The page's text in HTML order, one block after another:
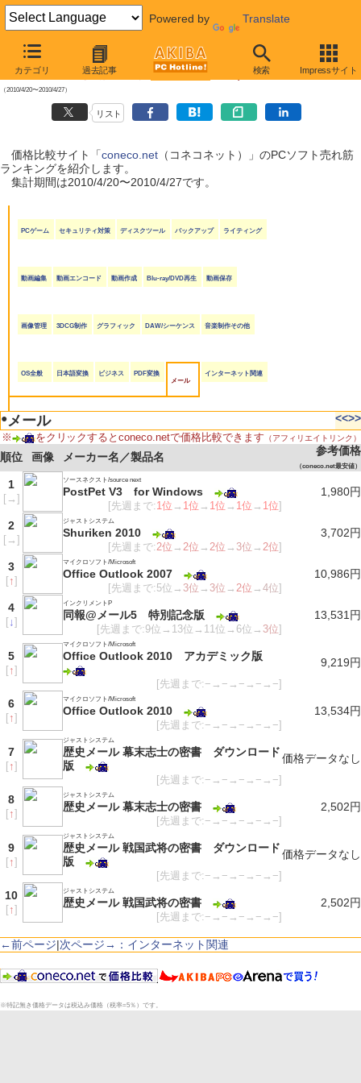
Powered by Translate
カテゴリ 過去記事 検索 Impressサイト
【 2010年5月1日号 】
coneco.net売れ筋ランキング（ソフト編）
（2010/4/20〜2010/4/27）
リスト
価格比較サイト「coneco.net（コネコネット）」のPCソフト売れ筋
ランキングを紹介します。
集計期間は2010/4/20〜2010/4/27です。
PCゲーム セキュリティ対策 ディスクツール バックアップ ライティング
動画編集 動画エンコード 動画作成 Blu-ray/DVD再生 動画保存
画像管理 3DCG制作 グラフィック DAW/シーケンス 音楽制作その他
OS全般 日本語変換 ビジネス
PDF変換
メール
インターネット関連
●メール <<>>
※ をクリックするとconeco.netで価格比較できます （アフィリエイトリンク）
順位 画像 メーカー名／製品名 参考価格
（coneco.net最安値）
1
[→ ]
ソースネクスト/source next
PostPet V3 for Windows
[先週まで:1位 → 1位 → 1位 → 1位 → 1位]
1,980円
2
[→ ]
ジャストシステム
Shuriken 2010
[先週まで:2位 →2位 →2位 → 3位 →2位]
3,702円
3
[↑]
マイクロソフト/Microsoft
Office Outlook 2007
[先週まで:5位→ 3位 → 3位 →2位 →4位]
10,986円
4
[↓]
インクリメントP
同報@メール5 特別記念版
[先週まで:9位→13位→11位→6位→ 3位]
13,531円
5
[↑]
マイクロソフト/Microsoft
Office Outlook 2010 アカデミック版
[先週まで:−→−→−→−→−]
9,219円
6
[↑]
マイクロソフト/Microsoft
Office Outlook 2010
[先週まで:−→−→−→−→−]
13,534円
7
[↑]
ジャストシステム
歴史メール 幕末志士の密書 ダウンロード
版
[先週まで:−→−→−→−→−]
価格データなし
8
[↑]
ジャストシステム
歴史メール 幕末志士の密書
[先週まで:−→−→−→−→−]
2,502円
9
[↑]
ジャストシステム
歴史メール 戦国武将の密書 ダウンロード
版
[先週まで:−→−→−→−→−]
価格データなし
10
[↑]
ジャストシステム
歴史メール 戦国武将の密書
[先週まで:−→−→−→−→−]
2,502円
←前ページ|次ページ→：インターネット関連
※特記無き価格データは税込み価格（税率=5％）です。